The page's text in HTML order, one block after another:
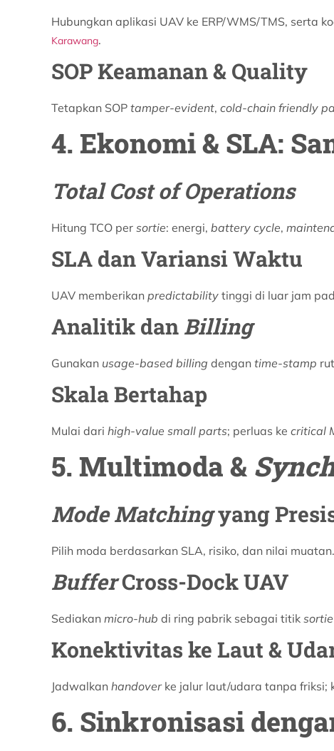
Hubungkan aplikasi UAV ke ERP/WMS/TMS, serta
Karawang.
SOP Keamanan & Quality
Tetapkan SOP tamper-evident, cold-chain friendly
4. Ekonomi & SLA:
Total Cost of Operations
Hitung TCO per sortie: energi, battery cycle,
SLA dan Variansi Waktu
UAV memberikan predictability tinggi di luar jam
Analitik dan Billing
Gunakan usage-based billing dengan time-stamp
Skala Bertahap
Mulai dari high-value small parts; perluas ke critical
5. Multimoda &
Mode Matchingyang
Pilih moda berdasarkan SLA, risiko, dan nilai
BufferCross-Dock UAV
Sediakan micro-hub di ring pabrik sebagai titik sortie
Konektivitas ke Laut &
Jadwalkan handoverke jalur laut/udara tanpa friksi;
6. Sinkronisasi